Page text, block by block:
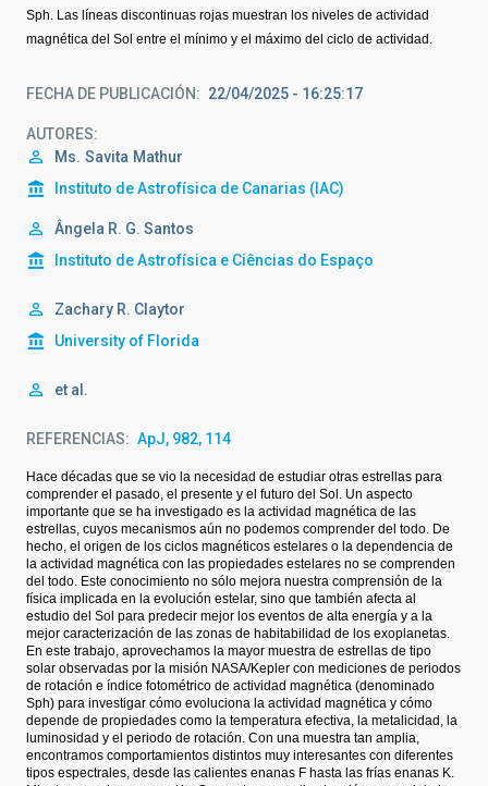
Sph. Las líneas discontinuas rojas muestran los niveles de actividad
magnética del Sol entre el mínimo y el máximo del ciclo de actividad.
FECHA DE PUBLICACIÓN 22/04/2025 - 16:25:17
AUTORES
Ms. Savita Mathur
Instituto de Astrofísica de Canarias (IAC)
Ângela R. G. Santos
Instituto de Astrofísica e Ciências do Espaço
Zachary R. Claytor
University of Florida
et al.
REFERENCIAS ApJ, 982, 114
Hace décadas que se vio la necesidad de estudiar otras estrellas para
comprender el pasado, el presente y el futuro del Sol. Un aspecto
importante que se ha investigado es la actividad magnética de las
estrellas, cuyos mecanismos aún no podemos comprender del todo. De
hecho, el origen de los ciclos magnéticos estelares o la dependencia de
la actividad magnética con las propiedades estelares no se comprenden
del todo. Este conocimiento no sólo mejora nuestra comprensión de la
física implicada en la evolución estelar, sino que también afecta al
estudio del Sol para predecir mejor los eventos de alta energía y a la
mejor caracterización de las zonas de habitabilidad de los exoplanetas.
En este trabajo, aprovechamos la mayor muestra de estrellas de tipo
solar observadas por la misión NASA/Kepler con mediciones de periodos
de rotación e índice fotométrico de actividad magnética (denominado
Sph) para investigar cómo evoluciona la actividad magnética y cómo
depende de propiedades como la temperatura efectiva, la metalicidad, la
luminosidad y el periodo de rotación. Con una muestra tan amplia,
encontramos comportamientos distintos muy interesantes con diferentes
tipos espectrales, desde las calientes enanas F hasta las frías enanas K.